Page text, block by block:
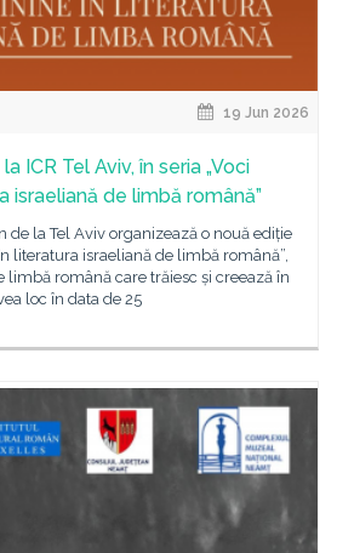
19 Jun 2026
ICR Tel Aviv, în seria „Voci
israeliană de limbă română”
de la Tel Aviv organizează o nouă ediție
literatura israeliană de limbă română”,
limbă română care trăiesc și creează în
loc în data de 25